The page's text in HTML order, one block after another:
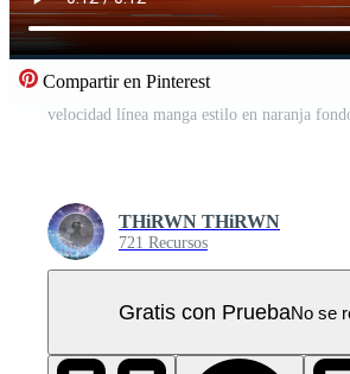
Compartir en Pinterest
THiRWN THiRWN
721 Recursos
Gratis con PruebaNo se